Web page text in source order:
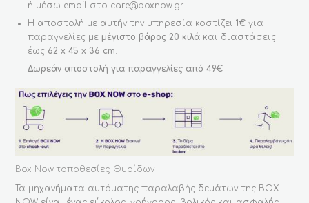
ή μέσω email στο care@boxnow.gr
Η αποστολή με αυτήν την υπηρεσία κοστίζει1€για
παραγγελίες με μέγιστο βάρος 20 κιλά και διαστάσεις
έως 62 x 45 x 36 cm.
Δωρεάν αποστολή για παραγγελίες από 49€
Βox Νow τοποθεσίες Θυρίδων
Τα μηχανήματα αυτόματης παραλαβής δεμάτων της BOX